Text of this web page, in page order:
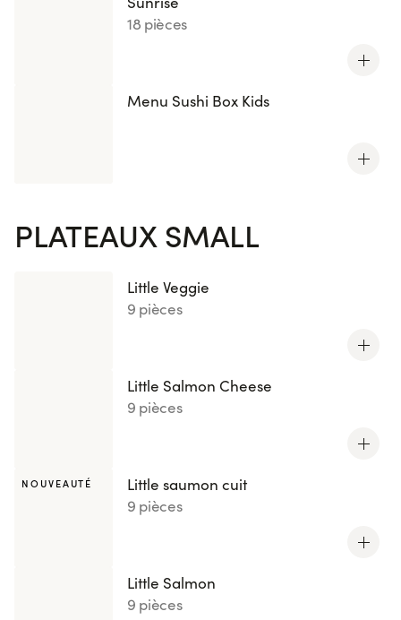
18 pièces
Menu Sushi Box Kids
PLATEAUX SMALL
Little Veggie
9 pièces
Little Salmon Cheese
9 pièces
NOUVEAUTÉ
Little saumon cuit
9 pièces
Little Salmon
9 pièces